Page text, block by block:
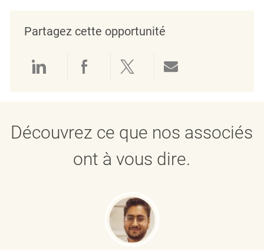
Partagez cette opportunité
Partager via LinkedIn
Partager via Facebook
Partager via twitter
Découvrez ce que nos associés
ont à vous dire.